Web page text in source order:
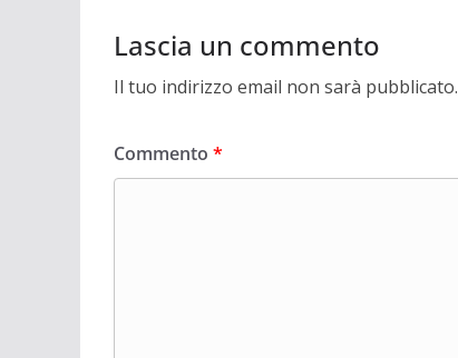
Lascia un commento
Il tuo indirizzo email non sarà pubblicato.
Commento *